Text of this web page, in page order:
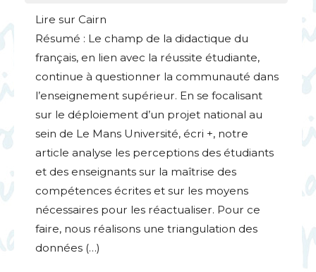
Lire sur Cairn
Résumé : Le champ de la didactique du
français, en lien avec la réussite étudiante,
continue à questionner la communauté dans
l’enseignement supérieur. En se focalisant
sur le déploiement d’un projet national au
sein de Le Mans Université, écri +, notre
article analyse les perceptions des étudiants
et des enseignants sur la maîtrise des
compétences écrites et sur les moyens
nécessaires pour les réactualiser. Pour ce
faire, nous réalisons une triangulation des
données (…)